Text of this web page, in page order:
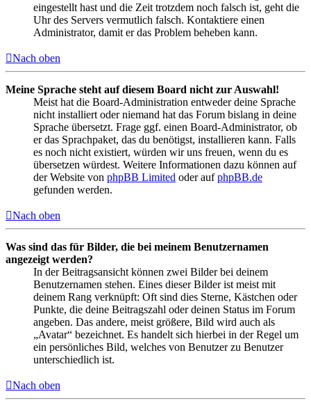
eingestellt hast und die Zeit trotzdem noch falsch ist, geht die
Uhr des Servers vermutlich falsch. Kontaktiere einen
Administrator, damit er das Problem beheben kann.
Nach oben
Meine Sprache steht auf diesem Board nicht zur Auswahl!
Meist hat die Board-Administration entweder deine Sprache
nicht installiert oder niemand hat das Forum bislang in deine
Sprache übersetzt. Frage ggf. einen Board-Administrator, ob
er das Sprachpaket, das du benötigst, installieren kann. Falls
es noch nicht existiert, würden wir uns freuen, wenn du es
übersetzen würdest. Weitere Informationen dazu können auf
der Website von phpBB Limited oder aufphpBB.de
gefunden werden.
Nach oben
Was sind das für Bilder, die bei meinem Benutzernamen
angezeigt werden?
In der Beitragsansicht können zwei Bilder bei deinem
Benutzernamen stehen. Eines dieser Bilder ist meist mit
deinem Rang verknüpft: Oft sind dies Sterne, Kästchen oder
Punkte, die deine Beitragszahl oder deinen Status im Forum
angeben. Das andere, meist größere, Bild wird auch als
„Avatar“ bezeichnet. Es handelt sich hierbei in der Regel um
ein persönliches Bild, welches von Benutzer zu Benutzer
unterschiedlich ist.
Nach oben